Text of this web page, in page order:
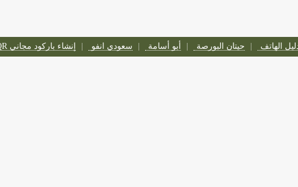
الهاتف حيتان البورصة أبو أسامة سعودي انفو إنشاء باركود مجاني QR